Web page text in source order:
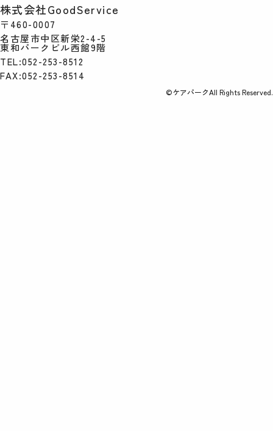
株式会社GoodService
〒460-0007
名古屋市中区新栄2-4-5
東和パークビル西館9階
TEL:052-253-8512
FAX:052-253-8514
©ケアパークAll Rights Reserved.